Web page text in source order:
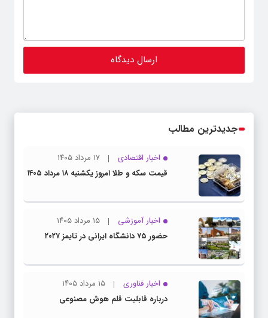
جدیدترین مطالب
اخبار اقتصادی
۱۷ مرداد ۱۴۰۵
قیمت سکه و طلا امروز یکشنبه ۱۸ مرداد ۱۴۰۵
اخبار آموزشی
۱۵ مرداد ۱۴۰۵
حضور ۷۵ دانشگاه ایرانی در تایمز ۲۰۲۷
اخبار فناوری
۱۵ مرداد ۱۴۰۵
درباره قابلیت قلم هوش مصنوعی